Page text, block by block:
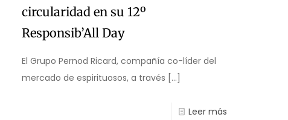
circularidad en su 12º
Responsib’All Day
El Grupo Pernod Ricard, compañía co-líder del
mercado de espirituosos, a través […]
Leer más